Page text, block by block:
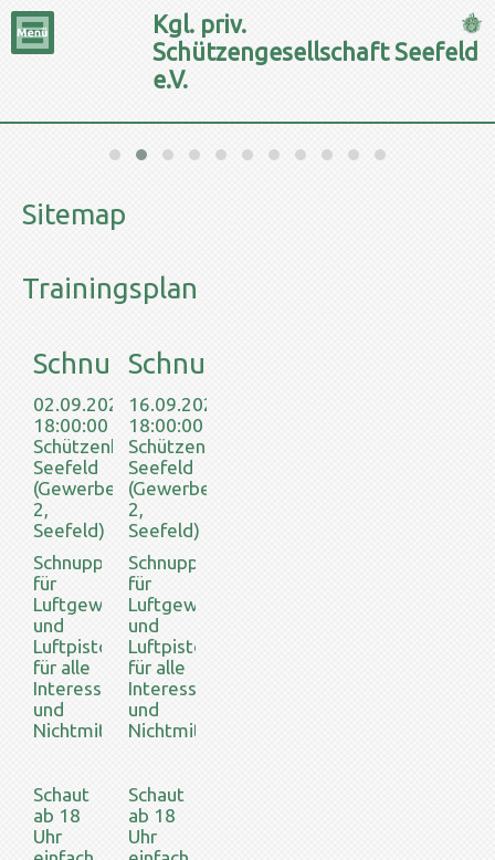
Kgl. priv.
Schützengesellschaft Seefeld
e.V.
Sitemap
Trainingsplan
Schnupperschießen
02.09.2026
18:00:00
Schützenheim
Seefeld
(Gewerbepark
2,
Seefeld)
Schnupperschießen
für
Luftgewehr
und
Luftpistole
für alle
Interessierten
und
Nichtmitglieder.
Schaut
ab 18
Uhr
Schnupperschießen
16.09.2026
18:00:00
Schützenheim
Seefeld
(Gewerbepark
2,
Seefeld)
Schnupperschießen
für
Luftgewehr
und
Luftpistole
für alle
Interessierten
und
Nichtmitglieder.
Schaut
ab 18
Uhr